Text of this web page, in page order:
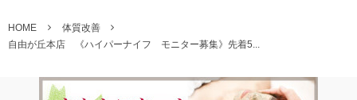
HOME
体質改善
自由が丘本店 《ハイパーナイフ モニター募集》先着5...